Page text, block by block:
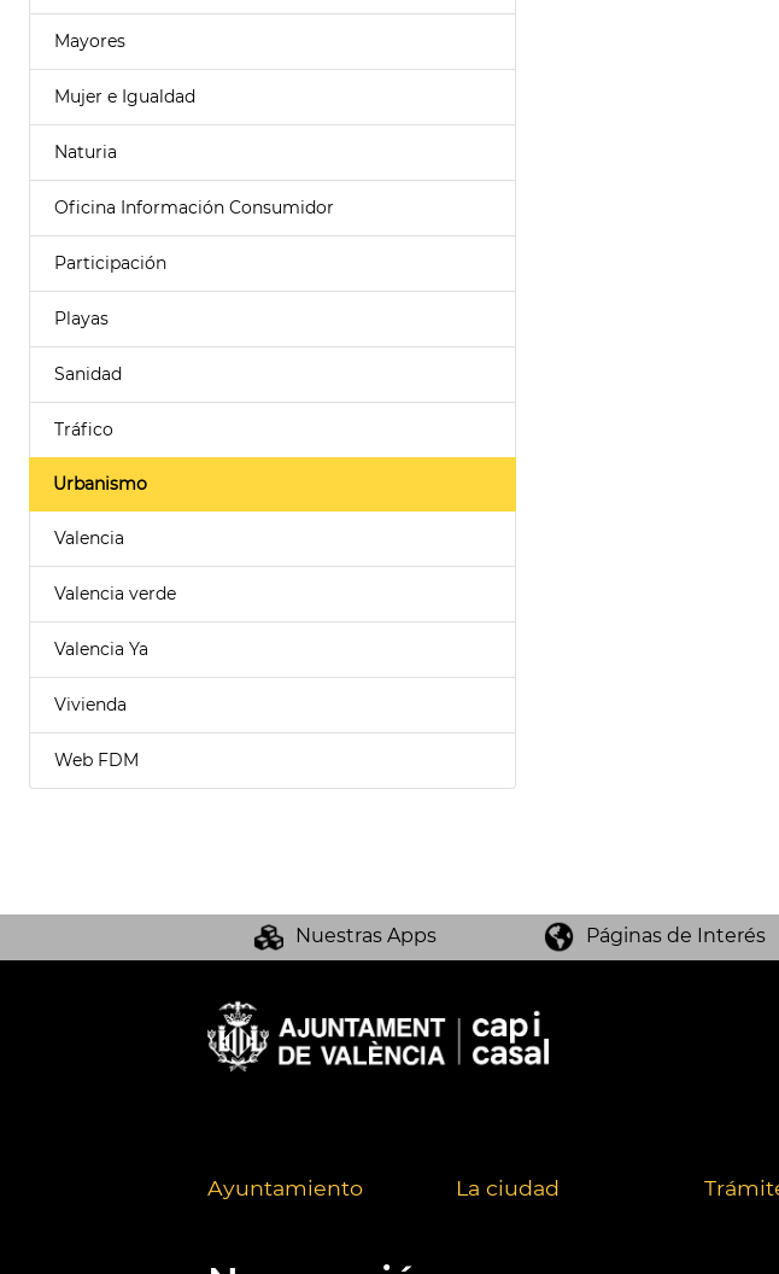
Mayores
Mujer e Igualdad
Naturia
Oficina Información Consumidor
Participación
Playas
Sanidad
Tráfico
Urbanismo
Valencia
Valencia verde
Valencia Ya
Vivienda
Web FDM
Nuestras Apps Páginas de Interés
Ayuntamiento La ciudad